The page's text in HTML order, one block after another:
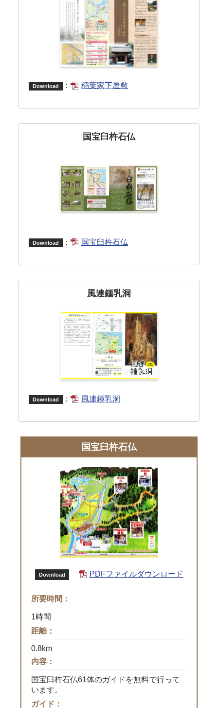
Download ： 稲葉家下屋敷
国宝臼杵石仏
Download ： 国宝臼杵石仏
風連鍾乳洞
Download ： 風連鍾乳洞
国宝臼杵石仏
Download PDFファイルダウンロード
所要時間：
1時間
距離：
0.8km
内容：
国宝臼杵石仏61体のガイドを無料で行って
います。
ガイド：